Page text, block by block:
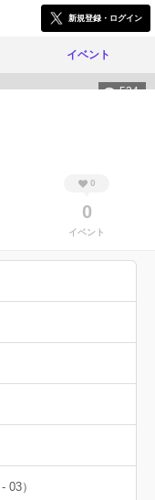
新規登録・ログイン
イベント
534
0
0
イベント
03）